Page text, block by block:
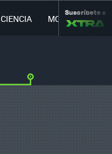
CIENCIA MOVILIDAD
Suscríbete a